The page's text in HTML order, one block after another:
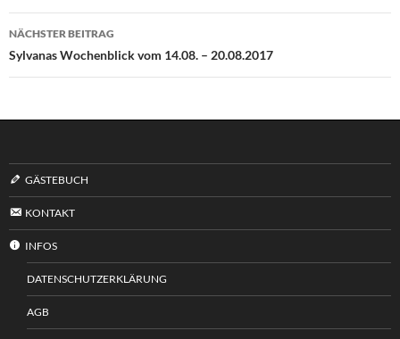
NÄCHSTER BEITRAG
Sylvanas Wochenblick vom 14.08. – 20.08.2017
GÄSTEBUCH
KONTAKT
INFOS
DATENSCHUTZERKLÄRUNG
AGB